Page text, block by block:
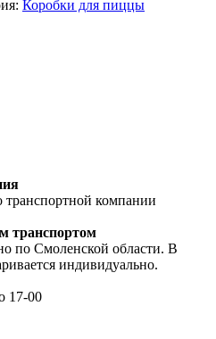
Коробки для пиццы
транспортной компании
транспортом
по Смоленской области. В
индивидуально.
17-00